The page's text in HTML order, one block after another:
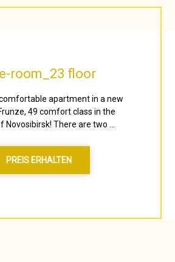
room_23 floor
apartment in a new
49 comfort class in the
Novosibirsk! There are two ...
PREIS ERHALTEN